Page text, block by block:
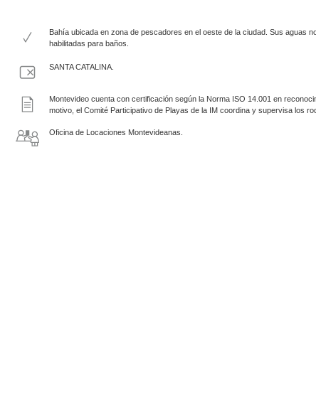
Bahía ubicada en zona de pescadores en el oeste de la ciudad. Sus aguas
habilitadas para baños.
SANTA CATALINA.
Montevideo cuenta con certificación según la Norma ISO 14.001 en
motivo, el Comité Participativo de Playas de la IM coordina y supervisa los
Oficina de Locaciones Montevideanas.